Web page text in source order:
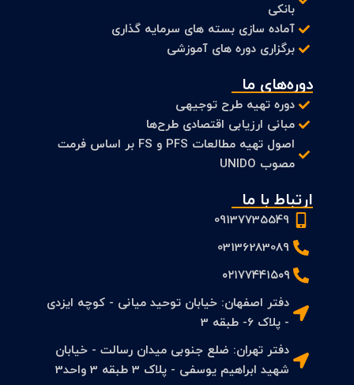
بانکی
آماده سازی بسته های سرمایه گذاری
برگزاری دوره های آموزشی
دوره‌های ما
دوره تهیه طرح توجیهی
مبانی ارزیابی اقتصادی طرح‌ها
اصول تهیه مطالعات PFS و FS بر اساس فرمت
مصوب UNIDO
ارتباط با ما
09137735549
03136283089
۰۲۱۷۷۴۴۱۵۰۹
دفتر اصفهان: خیابان توحید میانی - کوچه ایزدی
- پلاک 6- طبقه 3
دفتر تهران: ضلع جنوبی میدان رسالت - خیابان
شهید ابراهیم یوسفی - پلاک 3 طبقه 3 واحد3